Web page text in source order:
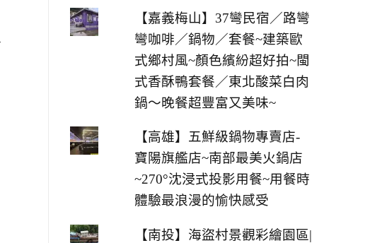
【嘉義梅山】37彎民宿／路彎
彎咖啡／鍋物／套餐~建築歐
式鄉村風~顏色繽紛超好拍~閩
式香酥鴨套餐／東北酸菜白肉
鍋～晚餐超豐富又美味~
【高雄】五鮮級鍋物專賣店-
寶陽旗艦店~南部最美火鍋店
~270°沈浸式投影用餐~用餐時
體驗最浪漫的愉快感受
【南投】海盜村景觀彩繪園區|